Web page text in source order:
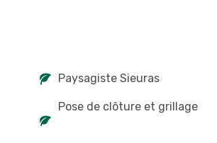
Paysagiste Sieuras
Pose de clôture et grillage